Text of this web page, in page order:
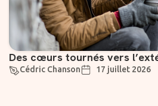
Des cœurs tournés vers
Cédric Chanson 17 juillet 2026